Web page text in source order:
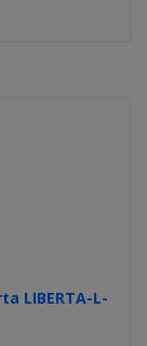
LIBERTA-L-